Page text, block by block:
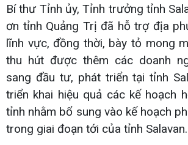
Bí thư Tỉnh ủy, Tỉnh trưởng tỉnh
ơn tỉnh Quảng Trị đã hỗ trợ địa
lĩnh vực, đồng thời, bày tỏ mong
thu hút được thêm các doanh
sang đầu tư, phát triển tại tỉnh
triển khai hiệu quả các kế hoạch
tỉnh nhằm bổ sung vào kế hoạch
trong giai đoạn tới của tỉnh Salavan.